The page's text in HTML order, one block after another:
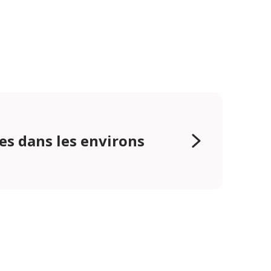
dans les environs